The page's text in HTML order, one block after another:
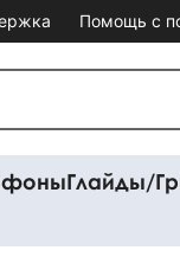
Помощь с
Глайды/